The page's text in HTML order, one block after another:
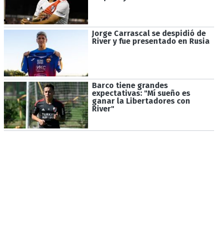
Jorge Carrascal se despidió de
River y fue presentado en Rusia
Barco tiene grandes
expectativas: "Mí sueño es
ganar la Libertadores con
River"